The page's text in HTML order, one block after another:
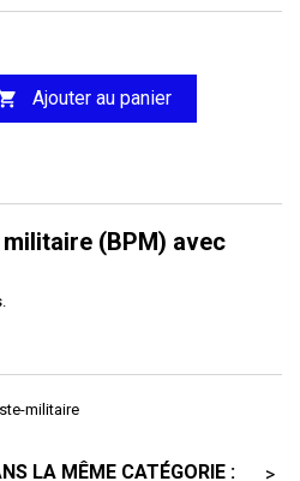
Ajouter au panier
(BPM) avec
militaire
LA MÊME CATÉGORIE :
>